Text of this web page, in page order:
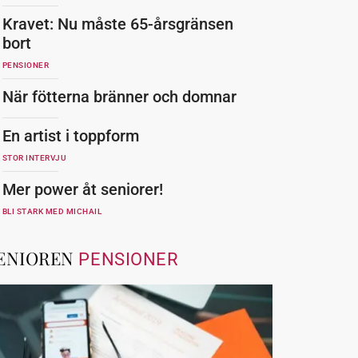
Kravet: Nu måste 65-årsgränsen
bort
PENSIONER
När fötterna bränner och domnar
En artist i toppform
STOR INTERVJU
Mer power åt seniorer!
BLI STARK MED MICHAIL
PENSIONER